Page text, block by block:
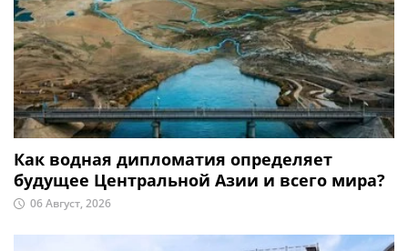
Как водная дипломатия определяет
будущее Центральной Азии и всего мира?
06 Август, 2026